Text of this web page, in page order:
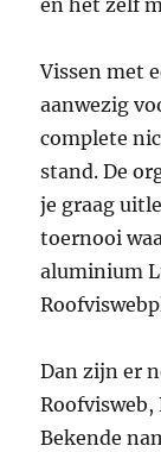
en het zelf
Vissen met
aanwezig
complete
stand. De
je graag
toernooi
aluminium
Dan zijn er
Roofvisweb,
Bekende